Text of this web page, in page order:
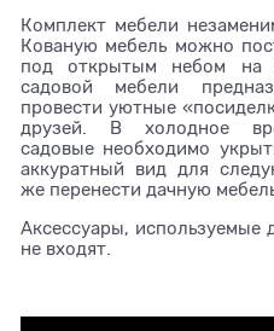
Комплект мебели
Кованую мебель можно
под открытым небом на
садовой мебели
провести уютные
друзей. В холодное
садовые необходимо
аккуратный вид для
же перенести дачную
Аксессуары, используемые
не входят.